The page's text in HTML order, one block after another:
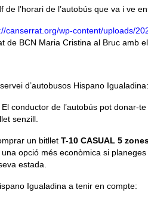
de l’horari de l’autobús que va i ve
canserrat.org/wp-content/uploads/
de BCN Maria Cristina al Bruc amb
d’autobusos Hispano Igualadina:
conductor de l’autobús pot donar-
senzill.
un bitllet T-10 CASUAL 5
opció més econòmica si
estada.
Igualadina a tenir en compte: